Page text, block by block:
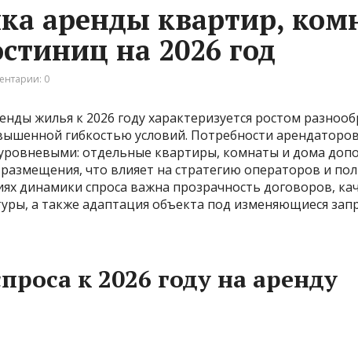
аренды квартир,
на 2026 год
0
жилья к 2026 году характеризуется ростом
гибкостью условий. Потребности арендаторов
отдельные квартиры, комнаты и дома
размещения, что влияет на стратегию операторов и
динамики спроса важна прозрачность договоров,
а также адаптация объекта под изменяющиеся
к 2026 году на аренду